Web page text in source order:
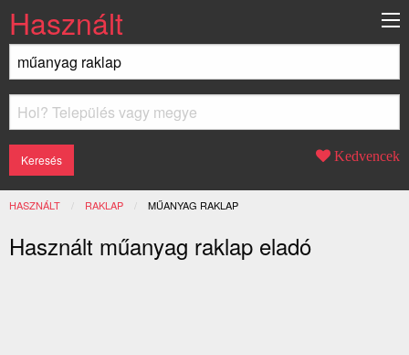
Használt
Kedvencek
HASZNÁLT RAKLAP JELENLEGI:
MŰANYAG RAKLAP
Használt műanyag raklap eladó